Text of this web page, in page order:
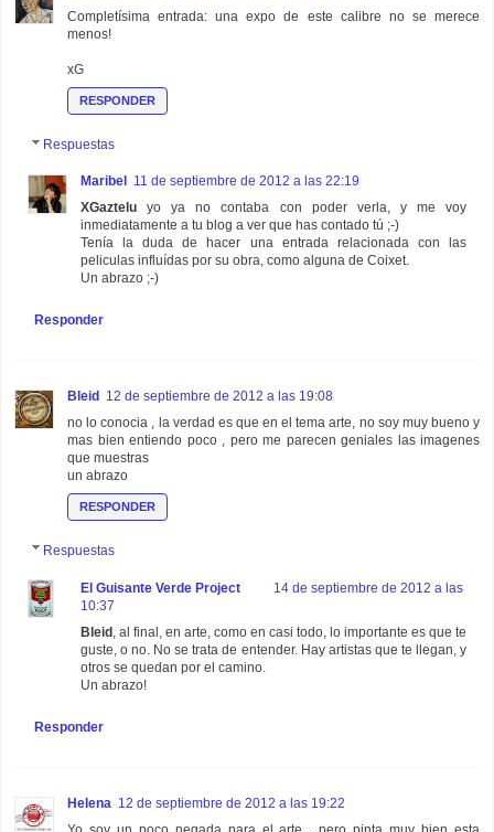
Completísima entrada: una expo de este calibre no se merece
menos!
xG
RESPONDER
Respuestas
Maribel 11 de septiembre de 2012 a las 22:19
XGaztelu yo ya no contaba con poder verla, y me voy
inmediatamente a tu blog a ver que has contado tú ;-)
Tenía la duda de hacer una entrada relacionada con las
peliculas influídas por su obra, como alguna de Coixet.
Un abrazo ;-)
Responder
Bleid 12 de septiembre de 2012 a las 19:08
no lo conocia , la verdad es que en el tema arte, no soy muy bueno y
mas bien entiendo poco , pero me parecen geniales las imagenes
que muestras
un abrazo
RESPONDER
Respuestas
El Guisante Verde Project
14 de septiembre de 2012 a las
10:37
Bleid , al final, en arte, como en casi todo, lo importante es que te
guste, o no. No se trata de entender. Hay artistas que te llegan, y
otros se quedan por el camino.
Un abrazo!
Responder
Helena 12 de septiembre de 2012 a las 19:22